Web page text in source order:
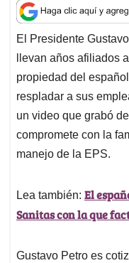
a
t
s
A
p
p
c
e
b
o
o
k
n
k
e
d
I
n
l
El Presidente
llevan años afiliados
propiedad del
respladar a sus
un video que grabó
compromete con la
manejo de la EPS.
Lea también: El
Sanitas con la que
Gustavo Petro es